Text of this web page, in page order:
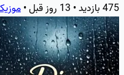
475 بازدید • 13 روز قبل •